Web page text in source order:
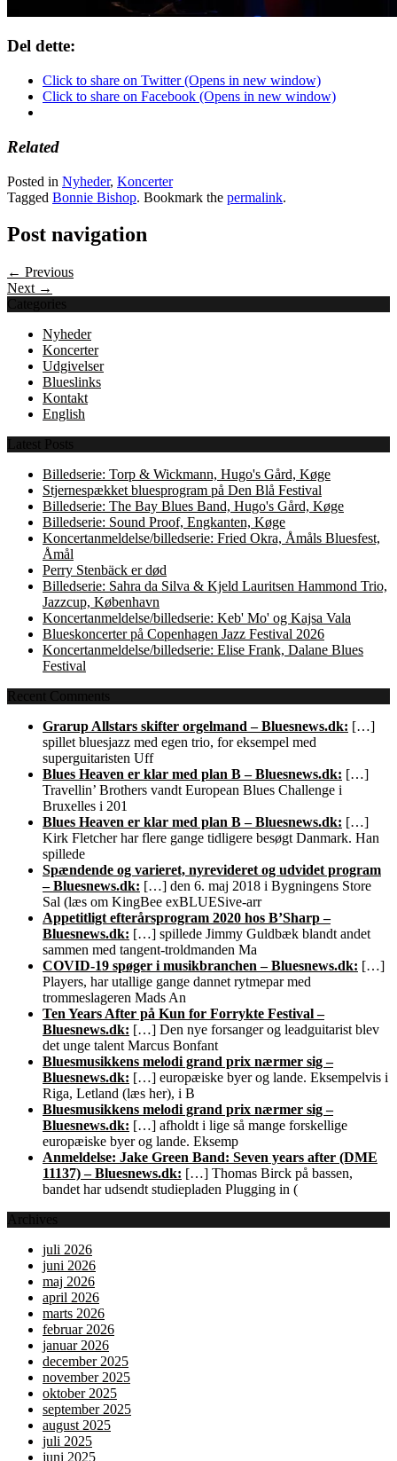
Del dette:
Click to share on Twitter (Opens in new window)
Click to share on Facebook (Opens in new window)
Related
Posted in Nyheder, Koncerter
Tagged Bonnie Bishop. Bookmark the permalink.
Post navigation
← Previous
Next →
Categories
Nyheder
Koncerter
Udgivelser
Blueslinks
Kontakt
English
Latest Posts
Billedserie: Torp & Wickmann, Hugo's Gård, Køge
Stjernespækket bluesprogram på Den Blå Festival
Billedserie: The Bay Blues Band, Hugo's Gård, Køge
Billedserie: Sound Proof, Engkanten, Køge
Koncertanmeldelse/billedserie: Fried Okra, Åmåls Bluesfest,
Åmål
Perry Stenbäck er død
Billedserie: Sahra da Silva & Kjeld Lauritsen Hammond Trio,
Jazzcup, København
Koncertanmeldelse/billedserie: Keb' Mo' og Kajsa Vala
Blueskoncerter på Copenhagen Jazz Festival 2026
Koncertanmeldelse/billedserie: Elise Frank, Dalane Blues
Festival
Recent Comments
Grarup Allstars skifter orgelmand – Bluesnews.dk: […]
spillet bluesjazz med egen trio, for eksempel med
superguitaristen Uff
Blues Heaven er klar med plan B – Bluesnews.dk: […]
Travellin’ Brothers vandt European Blues Challenge i
Bruxelles i 201
Blues Heaven er klar med plan B – Bluesnews.dk: […]
Kirk Fletcher har flere gange tidligere besøgt Danmark. Han
spillede
Spændende og varieret, nyrevideret og udvidet program
– Bluesnews.dk: […] den 6. maj 2018 i Bygningens Store
Sal (læs om KingBee exBLUESive-arr
Appetitligt efterårsprogram 2020 hos B’Sharp –
Bluesnews.dk: […] spillede Jimmy Guldbæk blandt andet
sammen med tangent-troldmanden Ma
COVID-19 spøger i musikbranchen – Bluesnews.dk: […]
Players, har utallige gange dannet rytmepar med
trommeslageren Mads An
Ten Years After på Kun for Forrykte Festival –
Bluesnews.dk: […] Den nye forsanger og leadguitarist blev
det unge talent Marcus Bonfant
Bluesmusikkens melodi grand prix nærmer sig –
Bluesnews.dk: […] europæiske byer og lande. Eksempelvis i
Riga, Letland (læs her), i B
Bluesmusikkens melodi grand prix nærmer sig –
Bluesnews.dk: […] afholdt i lige så mange forskellige
europæiske byer og lande. Eksemp
Anmeldelse: Jake Green Band: Seven years after (DME
11137) – Bluesnews.dk: […] Thomas Birck på bassen,
bandet har udsendt studiepladen Plugging in (
Archives
juli 2026
juni 2026
maj 2026
april 2026
marts 2026
februar 2026
januar 2026
december 2025
november 2025
oktober 2025
september 2025
august 2025
juli 2025
juni 2025